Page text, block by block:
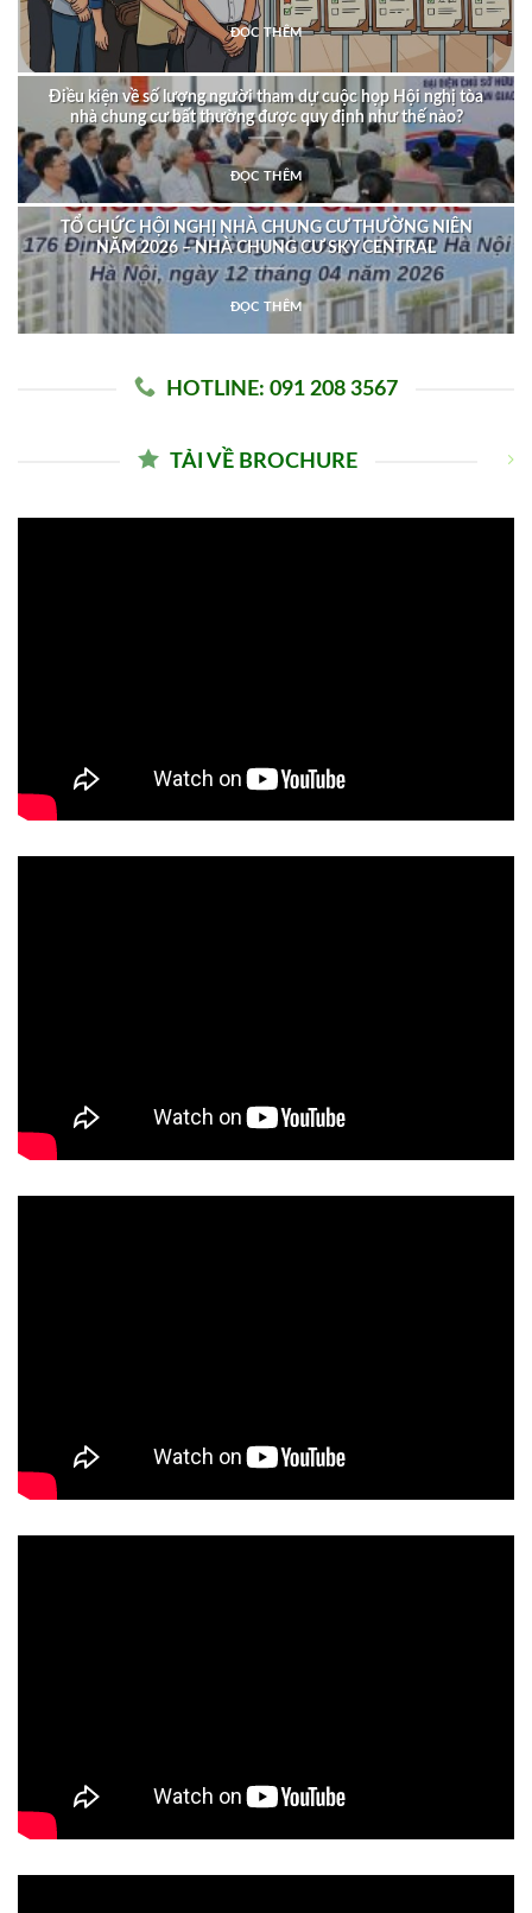
ĐỌC THÊM
Điều kiện về số lượng người tham dự cuộc họp Hội nghị tòa
nhà chung cư bất thường được quy định như thế nào?
ĐỌC THÊM
TỔ CHỨC HỘI NGHỊ NHÀ CHUNG CƯ THƯỜNG NIÊN
NĂM 2026 – NHÀ CHUNG CƯ SKY CENTRAL
ĐỌC THÊM
HOTLINE: 091 208 3567
TẢI VỀ BROCHURE